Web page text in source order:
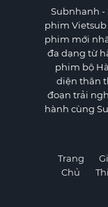
Subnhanh -
phim Vietsub
phim mới
đa dạng từ
phim bộ
diện thân
đoạn trải
hành cùng
Trang
Chủ